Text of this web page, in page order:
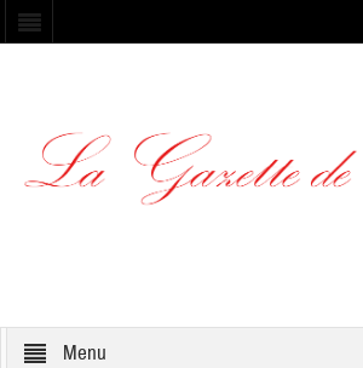
Menu